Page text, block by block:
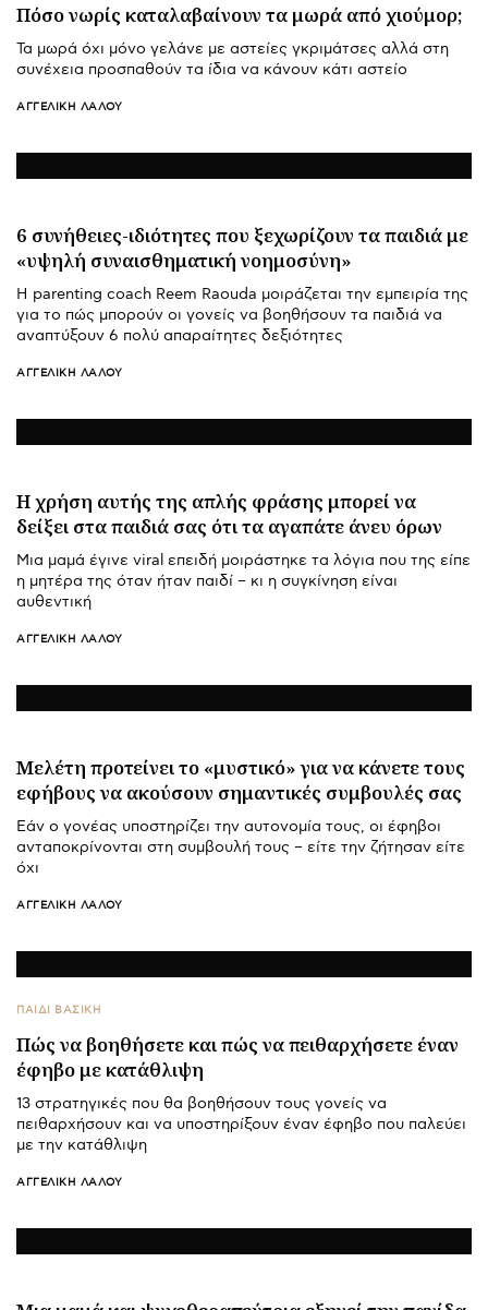
Πόσο νωρίς καταλαβαίνουν τα μωρά από χιούμορ;
Τα μωρά όχι μόνο γελάνε με αστείες γκριμάτσες αλλά στη
συνέχεια προσπαθούν τα ίδια να κάνουν κάτι αστείο
ΑΓΓΕΛΙΚΉ ΛΆΛΟΥ
6 συνήθειες-ιδιότητες που ξεχωρίζουν τα παιδιά με
«υψηλή συναισθηματική νοημοσύνη»
Η parenting coach Reem Raouda μοιράζεται την εμπειρία της
για το πώς μπορούν οι γονείς να βοηθήσουν τα παιδιά να
αναπτύξουν 6 πολύ απαραίτητες δεξιότητες
ΑΓΓΕΛΙΚΉ ΛΆΛΟΥ
Η χρήση αυτής της απλής φράσης μπορεί να
δείξει στα παιδιά σας ότι τα αγαπάτε άνευ όρων
Μια μαμά έγινε viral επειδή μοιράστηκε τα λόγια που της είπε
η μητέρα της όταν ήταν παιδί – κι η συγκίνηση είναι
αυθεντική
ΑΓΓΕΛΙΚΉ ΛΆΛΟΥ
Μελέτη προτείνει το «μυστικό» για να κάνετε τους
εφήβους να ακούσουν σημαντικές συμβουλές σας
Εάν ο γονέας υποστηρίζει την αυτονομία τους, οι έφηβοι
ανταποκρίνονται στη συμβουλή τους – είτε την ζήτησαν είτε
όχι
ΑΓΓΕΛΙΚΉ ΛΆΛΟΥ
ΠΑΙΔΙ ΒΑΣΙΚΉ
Πώς να βοηθήσετε και πώς να πειθαρχήσετε έναν
έφηβο με κατάθλιψη
13 στρατηγικές που θα βοηθήσουν τους γονείς να
πειθαρχήσουν και να υποστηρίξουν έναν έφηβο που παλεύει
με την κατάθλιψη
ΑΓΓΕΛΙΚΉ ΛΆΛΟΥ